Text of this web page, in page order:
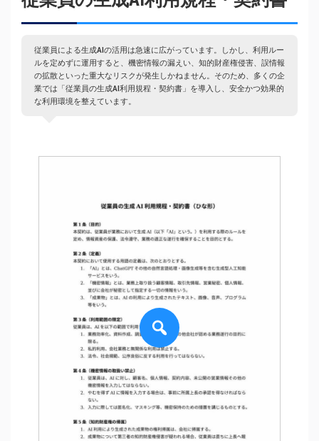
従業員による生成AIの活用は急速に広がっています。しかし、利用ルー
ルを定めずに運用すると、機密情報の漏えい、知的財産権侵害、誤情報
の拡散といった重大なリスクが発生しかねません。そのため、多くの企
業では「従業員の生成AI利用規程・契約書」を導入し、安全かつ効果的
な利用環境を整えています。